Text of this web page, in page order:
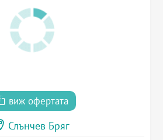
виж офертата
Слънчев Бряг